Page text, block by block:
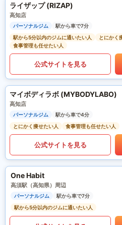
ライザップ (RIZAP)
高知店
パーソナルジム
駅から車で7分
駅から5分以内のジムに通いたい人
とにかく
食事管理も任せたい人
公式サイトを見る
マイボディラボ (MYBODYLABO)
高知店
パーソナルジム
駅から車で4分
とにかく痩せたい人
食事管理も任せたい人
公式サイトを見る
One Habit
高須駅（高知県）周辺
パーソナルジム
駅から車で7分
駅から5分以内のジムに通いたい人